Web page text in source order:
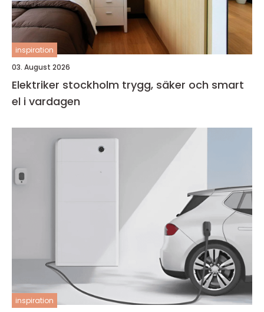
inspiration
03. August 2026
Elektriker stockholm trygg, säker och smart
el i vardagen
inspiration